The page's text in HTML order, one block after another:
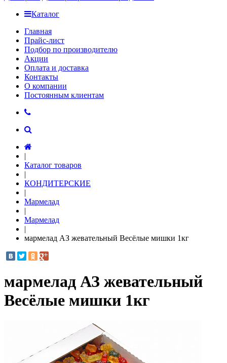
Каталог
Главная
Прайс-лист
Подбор по производителю
Акции
Оплата и доставка
Контакты
О компании
Постоянным клиентам
|
Каталог товаров
|
КОНДИТЕРСКИЕ
|
Мармелад
|
Мармелад
|
мармелад АЗ жевательный Весёлые мишки 1кг
мармелад АЗ жевательный
Весёлые мишки 1кг